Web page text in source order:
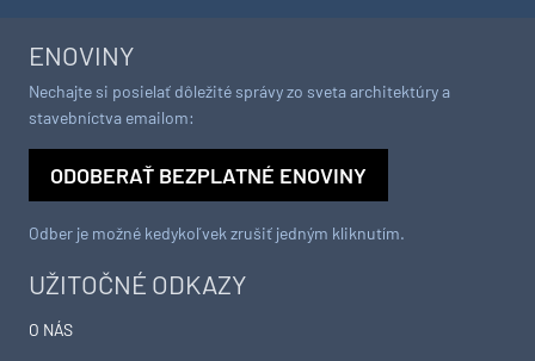
UŽITOČNÉ ODKAZY
O NÁS
ENOVINY
Nechajte si posielať dôležité správy zo sveta architektúry a
stavebníctva emailom:
ODOBERAŤ BEZPLATNÉ ENOVINY
Odber je možné kedykoľvek zrušiť jedným kliknutím.